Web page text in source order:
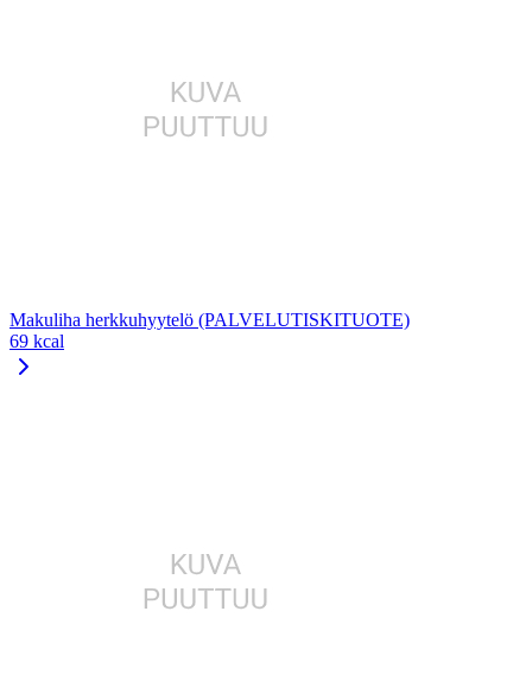
Makuliha herkkuhyytelö (PALVELUTISKITUOTE)
69 kcal